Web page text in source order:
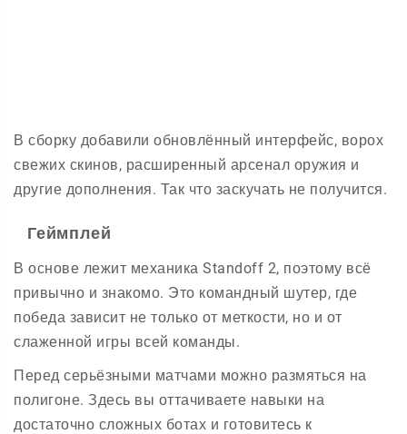
В сборку добавили обновлённый интерфейс, ворох
свежих скинов, расширенный арсенал оружия и
другие дополнения. Так что заскучать не получится.
Геймплей
В основе лежит механика Standoff 2, поэтому всё
привычно и знакомо. Это командный шутер, где
победа зависит не только от меткости, но и от
слаженной игры всей команды.
Перед серьёзными матчами можно размяться на
полигоне. Здесь вы оттачиваете навыки на
достаточно сложных ботах и готовитесь к